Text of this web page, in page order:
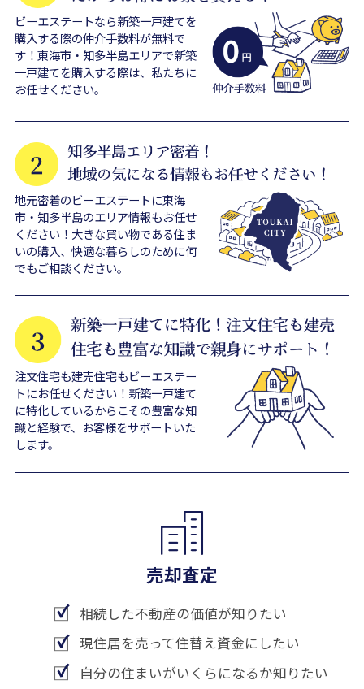
ビーエステートなら新築一戸建てを
購入する際の仲介手数料が無料で
す！東海市・知多半島エリアで新築
一戸建てを購入する際は、私たちに
お任せください。
地元密着のビーエステートに東海
市・知多半島のエリア情報もお任せ
ください！大きな買い物である住ま
いの購入、快適な暮らしのために何
でもご相談ください。
注文住宅も建売住宅もビーエステー
トにお任せください！新築一戸建て
に特化しているからこその豊富な知
識と経験で、お客様をサポートいた
します。
売却査定
相続した不動産の価値が知りたい
現住居を売って住替え資金にしたい
自分の住まいがいくらになるか知りたい